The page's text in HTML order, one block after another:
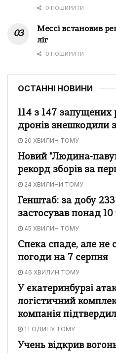
0 ПОШИРИТИ
Мессі встановив
ліг
0 ПОШИРИТИ
ОСТАННІ НОВИНИ
114 з 147 запущених
дронів знешкодили
20 ХВИЛИН ТОМУ
Новий "Людина-
рекорд зборів за
24 ХВИЛИНИ ТОМУ
Генштаб: за добу 233
застосував понад 10
45 ХВИЛИН ТОМУ
Спека спаде, але не
погоди на 7 серпня
46 ХВИЛИН ТОМУ
У єкатеринбурзі
логістичний
компанія
1 ГОДИНУ ТОМУ
Учень відкрив